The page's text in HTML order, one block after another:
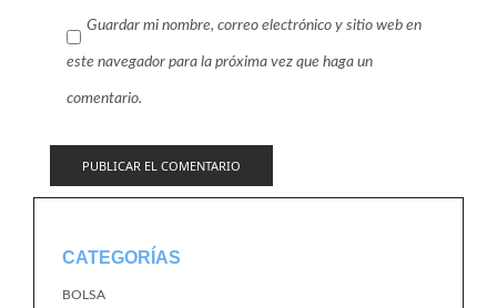
Guardar mi nombre, correo electrónico y sitio web en
este navegador para la próxima vez que haga un
comentario.
CATEGORÍAS
BOLSA